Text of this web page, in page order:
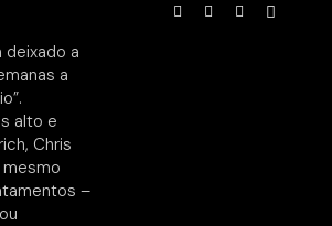
a
a
alto e
Chris
–